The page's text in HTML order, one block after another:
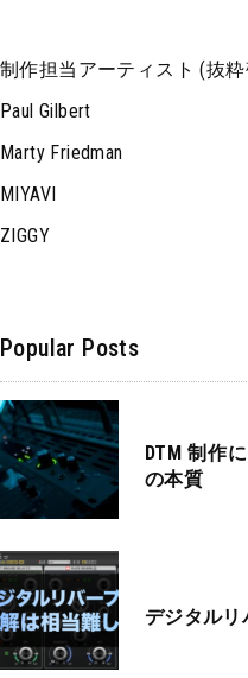
制作担当アーティスト (抜
Paul Gilbert
Marty Friedman
MIYAVI
ZIGGY
Popular Posts
DTM 制作
の本質
デジタル